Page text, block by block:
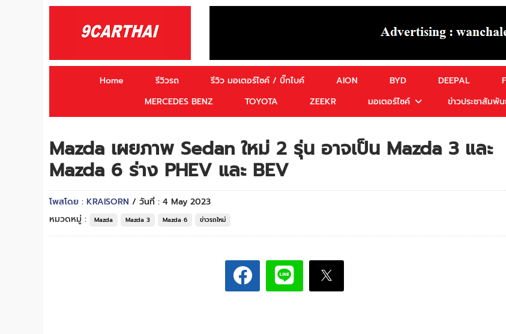
Home รีวิวรถ รีวิว มอเตอร์ไซค์ / บิ๊กไบค์ AION BYD DEEPAL
MERCEDES BENZ
TOYOTA ZEEKR มอเตอร์ไซค์ ข่าวประชาสัมพั
Mazda เผยภาพ Sedan ใหม่ 2 รุ่น อาจเป็น Mazda 3 และ
Mazda 6 ร่าง PHEV และ BEV
โพสโดย : KRAISORN / วันที่ : 4 May 2023
หมวดหมู่ :
Mazda Mazda 3 Mazda 6 ข่าวรถใหม่